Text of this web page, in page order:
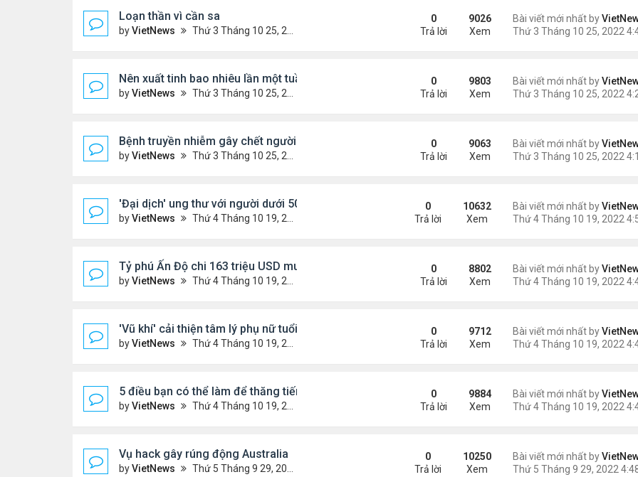
Loạn thần vì cần sa
byVietNews Thứ 3 Tháng 10 25, 2022 4:45 pm
Bài viết mới nhất by
0
Trả lời
9026
Xem
Nên xuất tinh bao nhiêu lần một tuần?
byVietNews Thứ 3 Tháng 10 25, 2022 4:24 pm
Bài viết mới nhất by
0
Trả lời
9803
Xem
Bệnh truyền nhiễm gây chết người nhiều nhất thế giới quay lại
byVietNews Thứ 3 Tháng 10 25, 2022 4:19 pm
Bài viết mới nhất by
0
Trả lời
9063
Xem
'Đại dịch' ung thư với người dưới 50 tuổi
byVietNews Thứ 4 Tháng 10 19, 2022 4:51 pm
Bài viết mới nhất by
0
Trả lời
10632
Xem
Tỷ phú Ấn Độ chi 163 triệu USD mua biệt thự đắt nhất Dubai
byVietNews Thứ 4 Tháng 10 19, 2022 4:44 pm
Bài viết mới nhất by
0
Trả lời
8802
Xem
'Vũ khí' cải thiện tâm lý phụ nữ tuổi mãn kinh
byVietNews Thứ 4 Tháng 10 19, 2022 4:42 pm
Bài viết mới nhất by
0
Trả lời
9712
Xem
5 điều bạn có thể làm để thăng tiến sự nghiệp
byVietNews Thứ 4 Tháng 10 19, 2022 4:40 pm
Bài viết mới nhất by
0
Trả lời
9884
Xem
Vụ hack gây rúng động Australia
byVietNews Thứ 5 Tháng 9 29, 2022 4:48 pm
Bài viết mới nhất by
0
Trả lời
10250
Xem